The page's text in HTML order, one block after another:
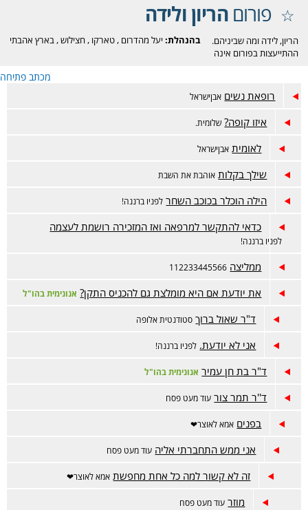
פורוםהריון ולידה
בהנהלת: יעל מהדרום ,טארקו ,חצילוש,בארץ אהבתי
הריון, לידה ומה שביניהם.
ההתייעצות בפורום אינה
הפורום דתי, נא לכבד את
רגשות הגולשות בסגנון
לפורום אמהות הפתוח-
מכתב פתיחה
רופאת נשים אבןישראל
איזו קופה? שלומית.
לאומית אבןישראל
שילך בקלות אוהבת את השבת
הילה הוכלר בכוכב השחר לפניו ברננה!
כדאי להתקשר למרפאה ואז המזכירה רושמת לעצמה
לפניו ברננה!
ממליצה 112233445566
את יודעת אם היא מומלצת גם להכניס התקן? אנונימית בהו"ל
ד"ר שאול ברוך סטודנטית אלופה
אני לא יודעת. לפניו ברננה!
ד"ר בת חן עמיר אנונימית בהו"ל
ד''ר תמר צור עוד מעט פסח
בפנים אמא לאוצר❤
אני ממש התחברתי אליה עוד מעט פסח
זה לא קשור למה כל אחת מחפשת אמא לאוצר❤
מוזר עוד מעט פסח